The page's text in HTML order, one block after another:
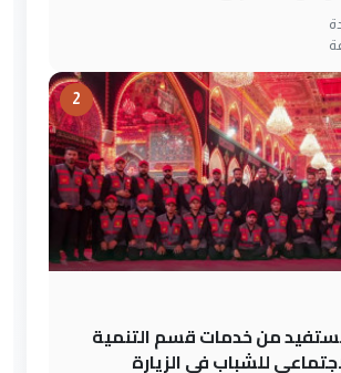
2
مستفيد من خدمات قسم التنمية
للشباب في الزيارة